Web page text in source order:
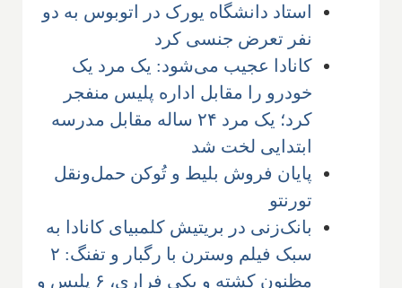
استاد دانشگاه یورک در اتوبوس به دو
نفر تعرض جنسی کرد
کانادا عجیب می‌شود: یک مرد یک
خودرو را مقابل اداره پلیس منفجر
کرد؛ یک مرد ۲۴ ساله مقابل مدرسه
ابتدایی لخت شد
پایان فروش بلیط و تُوکن حمل‌ونقل
تورنتو
بانک‌زنی در بریتیش کلمبیای کانادا به
سبک فیلم وسترن با رگبار و تفنگ: ۲
مظنون کشته و یکی فراری، ۶ پلیس و